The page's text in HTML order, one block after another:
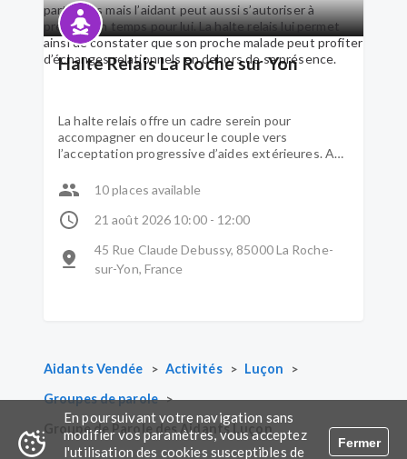
En poursuivant votre navigation sans
modifier vos paramètres, vous acceptez
l'utilisation des cookies susceptibles de
Fermer
Halte Relais La Roche sur Yon
La halte relais offre un cadre serein pour
accompagner en douceur le couple vers
l’acceptation progressive d’aides extérieures. Au
communes et partagées mais l’aidant peut aussi
relais lui permet ainsi de constater que son
relationnels en dehors de sa présence.
10 places available
21 août 2026 10:00 - 12:00
45 Rue Claude Debussy, 85000 La Roche-
sur-Yon, France
Aidants Vendée > Activités > Luçon
>
Groupes de parole >
Groupe de Parole des Aidants Luçon